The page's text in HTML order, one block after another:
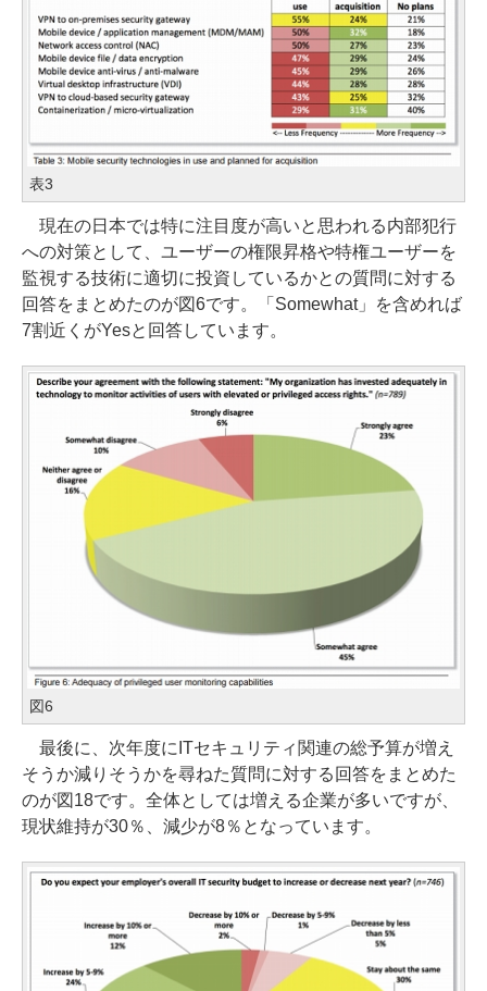
表3
現在の日本では特に注目度が高いと思われる内部犯行
への対策として、ユーザーの権限昇格や特権ユーザーを
監視する技術に適切に投資しているかとの質問に対する
回答をまとめたのが図6です。「Somewhat」を含めれば
7割近くがYesと回答しています。
図6
最後に、次年度にITセキュリティ関連の総予算が増え
そうか減りそうかを尋ねた質問に対する回答をまとめた
のが図18です。全体としては増える企業が多いですが、
現状維持が30％、減少が8％となっています。